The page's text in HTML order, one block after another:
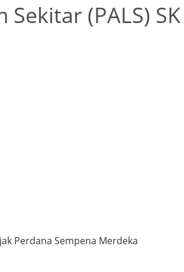
(PALS)
Perdana Sempena Merdeka